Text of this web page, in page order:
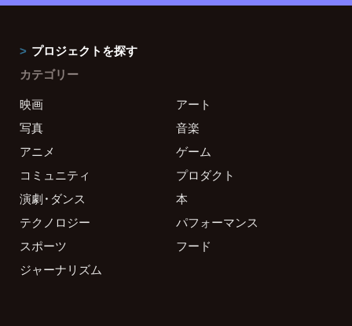
プロジェクトを探す
カテゴリー
映画
アート
写真
音楽
アニメ
ゲーム
コミュニティ
プロダクト
演劇・ダンス
本
テクノロジー
パフォーマンス
スポーツ
フード
ジャーナリズム